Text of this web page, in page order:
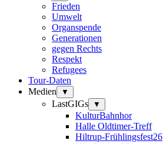
Frieden
Umwelt
Organspende
Generationen
gegen Rechts
Respekt
Refugees
Tour-Daten
Medien
▼
LastGIGs ▼
KulturBahnhor
Halle Oldtimer-Treff
Hiltrup-Frühlingsfest26